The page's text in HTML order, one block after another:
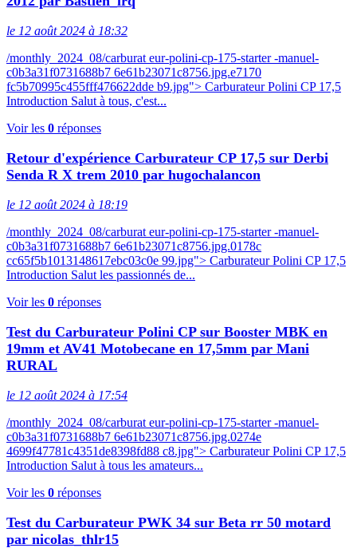
le 12 août 2024 à 18:32
/monthly_2024_08/carburat eur-polini-cp-175-starter -manuel-
c0b3a31f0731688b7 6e61b23071c8756.jpg.e7170
fc5b70995c455fff476622dde b9.jpg"> Carburateur Polini CP 17,5
Introduction Salut à tous, c'est...
Voir les 0 réponses
Retour d'expérience Carburateur CP 17,5 sur Derbi
Senda R X trem 2010 par hugochalancon
le 12 août 2024 à 18:19
/monthly_2024_08/carburat eur-polini-cp-175-starter -manuel-
c0b3a31f0731688b7 6e61b23071c8756.jpg.0178c
cc65f5b1013148617ebc03c0e 99.jpg"> Carburateur Polini CP 17,5
Introduction Salut les passionnés de...
Voir les 0 réponses
Test du Carburateur Polini CP sur Booster MBK en
19mm et AV41 Motobecane en 17,5mm par Mani
RURAL
le 12 août 2024 à 17:54
/monthly_2024_08/carburat eur-polini-cp-175-starter -manuel-
c0b3a31f0731688b7 6e61b23071c8756.jpg.0274e
4699f47781c4351de8398fd88 c8.jpg"> Carburateur Polini CP 17,5
Introduction Salut à tous les amateurs...
Voir les 0 réponses
Test du Carburateur PWK 34 sur Beta rr 50 motard
par nicolas_thlr15